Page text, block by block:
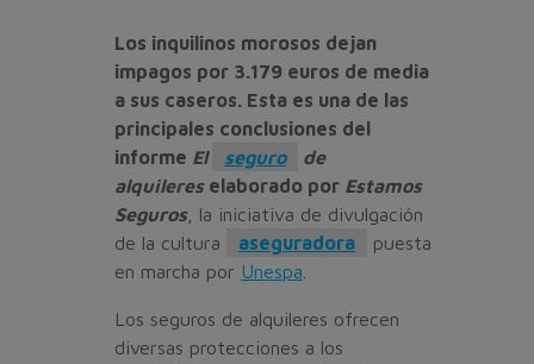
Los inquilinos morosos dejan
impagos por 3.179 euros de media
a sus caseros. Esta es una de las
principales conclusiones del
informe El seguro
de
alquilereselaborado por Estamos
Seguros, la iniciativa de divulgación
de la cultura
aseguradora
puesta
en marcha por Unespa
Los seguros de alquileres ofrecen
diversas protecciones a los